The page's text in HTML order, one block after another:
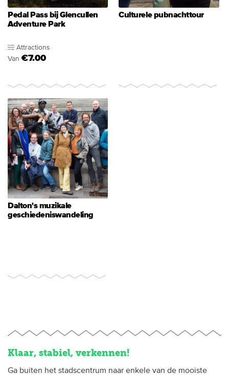
Pedal Pass bij Glencullen
Adventure Park
Attractions
Van €7.00
Culturele pubnachttour
Dalton's muzikale
geschiedeniswandeling
Klaar, stabiel, verkennen!
Ga buiten het stadscentrum naar enkele van de mooiste